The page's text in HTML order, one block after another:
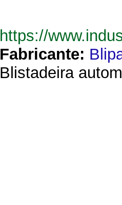
https://
Fabricante:
Blistadeira